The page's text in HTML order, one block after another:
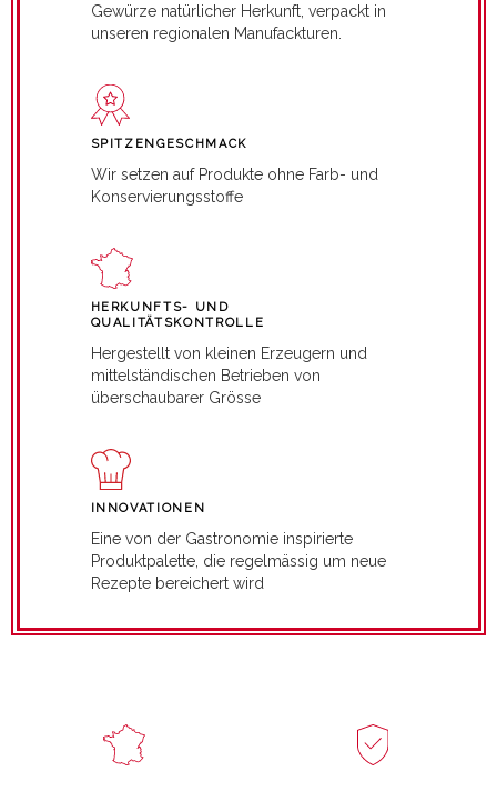
Gewürze natürlicher Herkunft, verpackt in
unseren regionalen Manufackturen.
SPITZENGESCHMACK
Wir setzen auf Produkte ohne Farb- und
Konservierungsstoffe
HERKUNFTS- UND
QUALITÄTSKONTROLLE
Hergestellt von kleinen Erzeugern und
mittelständischen Betrieben von
überschaubarer Grösse
INNOVATIONEN
Eine von der Gastronomie inspirierte
Produktpalette, die regelmässig um neue
Rezepte bereichert wird